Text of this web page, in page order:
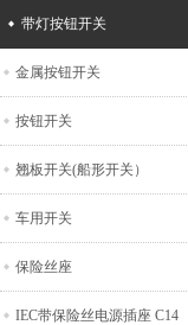
带灯按钮开关
金属按钮开关
按钮开关
翘板开关(船形开关）
车用开关
保险丝座
IEC带保险丝电源插座 C14